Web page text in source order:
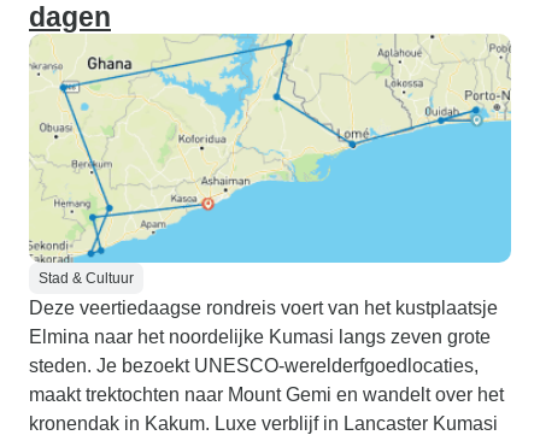
dagen
Stad & Cultuur
Deze veertiedaagse rondreis voert van het kustplaatsje
Elmina naar het noordelijke Kumasi langs zeven grote
steden. Je bezoekt UNESCO-werelderfgoedlocaties,
maakt trektochten naar Mount Gemi en wandelt over het
kronendak in Kakum. Luxe verblijf in Lancaster Kumasi